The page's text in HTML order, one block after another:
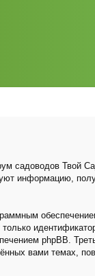
садоводов Твой
информацию,
phpBB.
вами темах,